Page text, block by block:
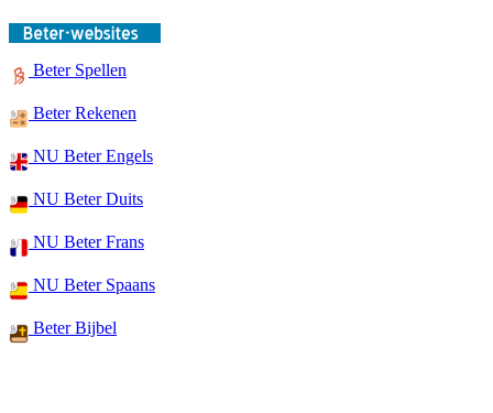
Beter Spellen
Beter Rekenen
NU Beter Engels
NU Beter Duits
NU Beter Frans
NU Beter Spaans
Beter Bijbel